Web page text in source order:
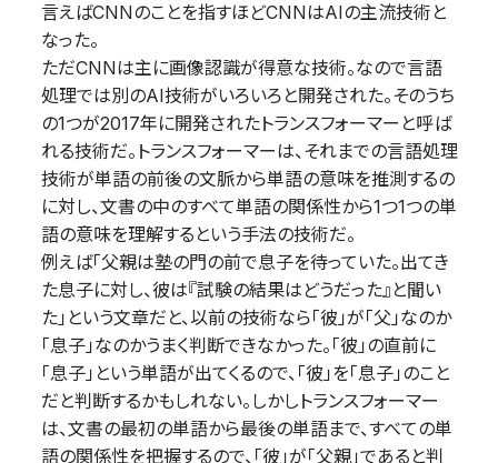
言えばCNNのことを指すほどCNNはAIの主流技術と
なった。
ただCNNは主に画像認識が得意な技術。なので言語
処理では別のAI技術がいろいろと開発された。そのうち
の1つが2017年に開発されたトランスフォーマーと呼ば
れる技術だ。トランスフォーマーは、それまでの言語処理
技術が単語の前後の文脈から単語の意味を推測するの
に対し、文書の中のすべて単語の関係性から1つ1つの単
語の意味を理解するという手法の技術だ。
例えば「父親は塾の門の前で息子を待っていた。出てき
た息子に対し、彼は『試験の結果はどうだった』と聞い
た」という文章だと、以前の技術なら「彼」が「父」なのか
「息子」なのかうまく判断できなかった。「彼」の直前に
「息子」という単語が出てくるので、「彼」を「息子」のこと
だと判断するかもしれない。しかしトランスフォーマー
は、文書の最初の単語から最後の単語まで、すべての単
語の関係性を把握するので、「彼」が「父親」であると判